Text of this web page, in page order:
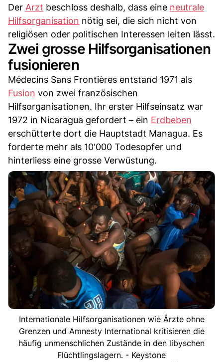
Der Arzt beschloss deshalb, dass eine neutrale
Hilfsorganisation nötig sei, die sich nicht von
religiösen oder politischen Interessen leiten lässt.
Zwei grosse Hilfsorganisationen
fusionieren
Médecins Sans Frontières entstand 1971 als
Fusion von zwei französischen
Hilfsorganisationen. Ihr erster Hilfseinsatz war
1972 in Nicaragua gefordert – ein Erdbeben
erschütterte dort die Hauptstadt Managua. Es
forderte mehr als 10'000 Todesopfer und
hinterliess eine grosse Verwüstung.
Internationale Hilfsorganisationen wie Ärzte ohne
Grenzen und Amnesty International kritisieren die
häufig unmenschlichen Zustände in den libyschen
Flüchtlingslagern. - Keystone